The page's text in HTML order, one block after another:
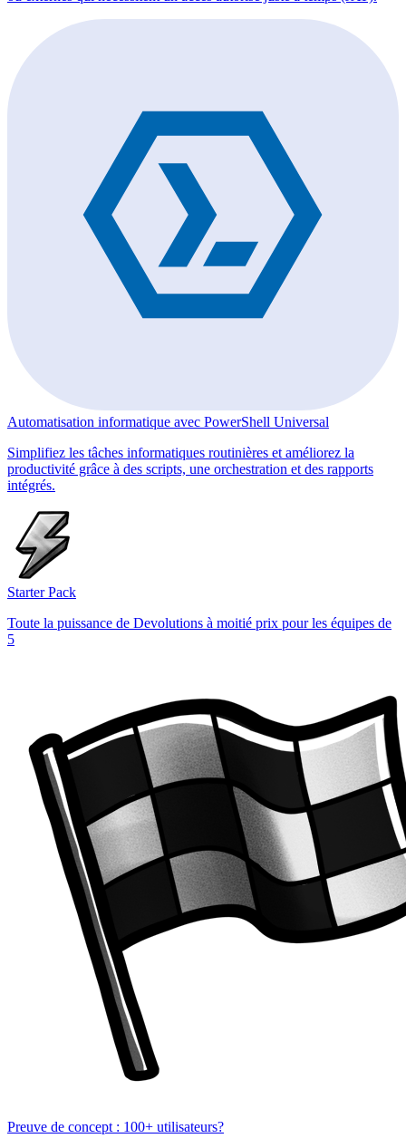
Automatisation informatique avec PowerShell Universal
Simplifiez les tâches informatiques routinières et améliorez la
productivité grâce à des scripts, une orchestration et des rapports
intégrés.
Starter Pack
Toute la puissance de Devolutions à moitié prix pour les équipes de
5
Preuve de concept : 100+ utilisateurs?